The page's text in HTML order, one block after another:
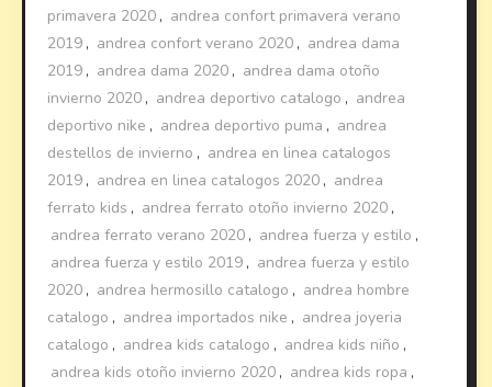
primavera 2020 , andrea confort primavera verano
2019 , andrea confort verano 2020 , andrea dama
2019 , andrea dama 2020 , andrea dama otoño
invierno 2020 , andrea deportivo catalogo , andrea
deportivo nike , andrea deportivo puma , andrea
destellos de invierno , andrea en linea catalogos
2019 , andrea en linea catalogos 2020 , andrea
ferrato kids , andrea ferrato otoño invierno 2020 ,
andrea ferrato verano 2020 , andrea fuerza y estilo ,
andrea fuerza y estilo 2019 , andrea fuerza y estilo
2020 , andrea hermosillo catalogo , andrea hombre
catalogo , andrea importados nike , andrea joyeria
catalogo , andrea kids catalogo , andrea kids niño ,
andrea kids otoño invierno 2020 , andrea kids ropa ,